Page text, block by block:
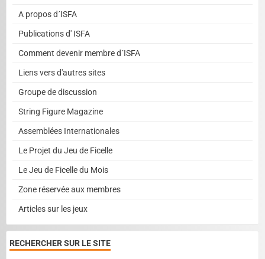
A propos d´ISFA
Publications d' ISFA
Comment devenir membre d´ISFA
Liens vers d'autres sites
Groupe de discussion
String Figure Magazine
Assemblées Internationales
Le Projet du Jeu de Ficelle
Le Jeu de Ficelle du Mois
Zone réservée aux membres
Articles sur les jeux
RECHERCHER SUR LE SITE